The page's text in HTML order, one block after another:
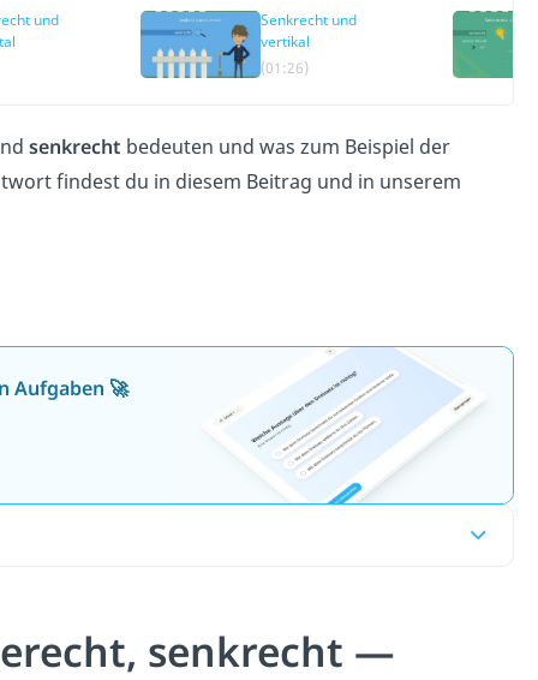
und
Senkrecht und
vertikal
(01:26)
senkrecht bedeuten und was zum Beispiel der
findest du in diesem Beitrag und in unserem
Aufgaben 🚀
senkrecht —